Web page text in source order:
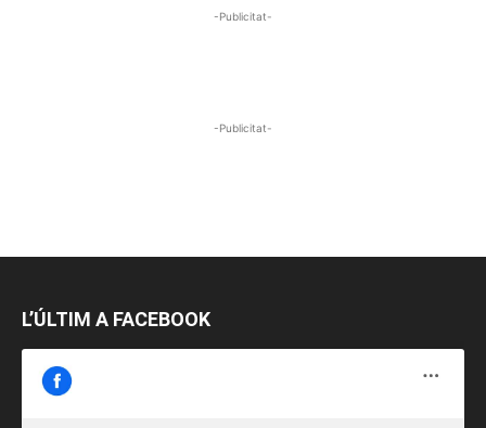
-Publicitat-
-Publicitat-
L’ÚLTIM A FACEBOOK